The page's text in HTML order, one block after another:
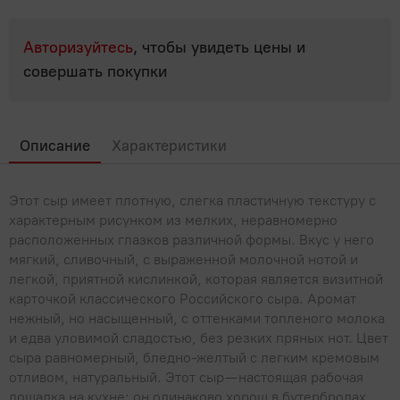
Паштеты
Сосиски, сардельки
Овощные консервы
Рыбные консервы
Крупы, бобовые
Продукты быстрого приготовления
Сахар, соль
Хлопья, мюсли, отруби, сухие завтраки
Молоко
Молочные напитки
Растительные продукты
Сгущенное молоко
Сливки
Сливочное масло, маргарин
Сметана
Сыры
Творог, йогурты, сырки
Мясо, птица
Птица
Орехи, сухофрукты, семечки
Прочее
Бытовая химия, товары для дома
Рыба, икра, морепродукты
Икра
Крабовое мясо и палочки
Морепродукты
Морская капуста, салаты
Рыба
Сладости
Жвачки, драже
Зефир, мармелад, пастила
Карамель
Конфеты
Соки, вода, напитки
Вода
Газированные напитки
Квас
Соусы, специи, масло, майонез
Чай, кофе
Авторизуйтесь, чтобы увидеть цены и
совершать покупки
Описание Характеристики
Этот сыр имеет плотную, слегка пластичную текстуру с
характерным рисунком из мелких, неравномерно
расположенных глазков различной формы. Вкус у него
мягкий, сливочный, с выраженной молочной нотой и
легкой, приятной кислинкой, которая является визитной
карточкой классического Российского сыра. Аромат
нежный, но насыщенный, с оттенками топленого молока
и едва уловимой сладостью, без резких пряных нот. Цвет
сыра равномерный, бледно-желтый с легким кремовым
отливом, натуральный. Этот сыр — настоящая рабочая